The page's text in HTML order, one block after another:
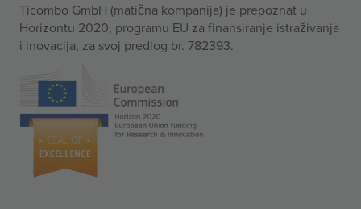
Ticombo GmbH (matična kompanija) je prepoznat u
Horizontu 2020, programu EU za finansiranje istraživanja
i inovacija, za svoj predlog br. 782393.